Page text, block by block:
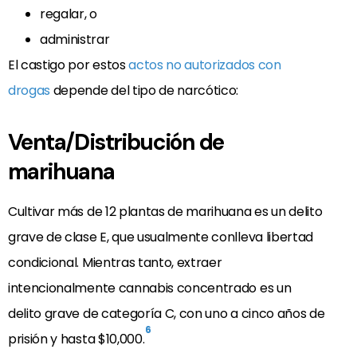
regalar, o
administrar
El castigo por estosactos no autorizados con
drogas depende del tipo de narcótico:
Venta/Distribución de
marihuana
Cultivar más de 12 plantas de marihuana es un delito
grave de clase E, que usualmente conlleva libertad
condicional. Mientras tanto, extraer
intencionalmente cannabis concentrado es un
delito grave de categoría C, con uno a cinco años de
prisión y hasta $10,000.6